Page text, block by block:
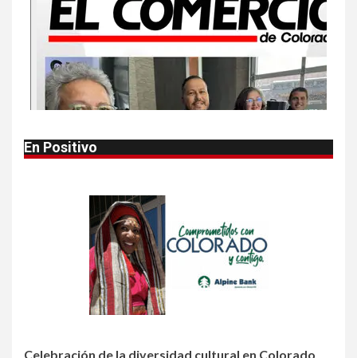
• ESTADOS UNIDOS
HOGAR Y SALUD
NOTICIAS
Van 4,100 casos confirmados
por parásito que causa
diarrea en EEUU
• HOGAR Y SALUD LOCAL NOTICIAS
Reportan en Colorado 110
consumo de jalapeños
• HOGAR Y SALUD LOCAL NOTICIAS
Prevenga picaduras de
insectos de verano en
Colorado
En Positivo
Celebración de la diversidad cultural en Colorado